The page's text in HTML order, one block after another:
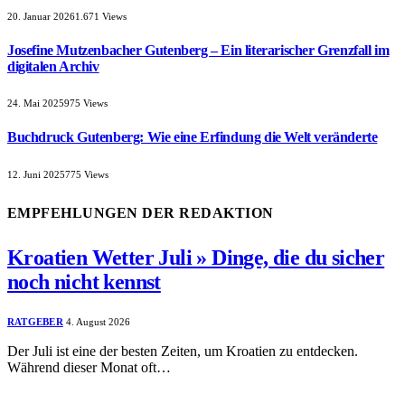
20. Januar 20261.671 Views
Josefine Mutzenbacher Gutenberg – Ein literarischer Grenzfall im
digitalen Archiv
24. Mai 2025975 Views
Buchdruck Gutenberg: Wie eine Erfindung die Welt veränderte
12. Juni 2025775 Views
EMPFEHLUNGEN DER REDAKTION
Kroatien Wetter Juli » Dinge, die du sicher
noch nicht kennst
RATGEBER 4. August 2026
Der Juli ist eine der besten Zeiten, um Kroatien zu entdecken.
Während dieser Monat oft…